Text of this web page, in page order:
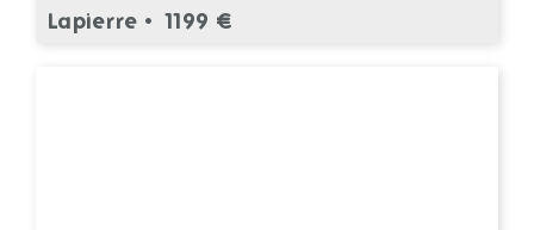
Lapierre • 1199 €